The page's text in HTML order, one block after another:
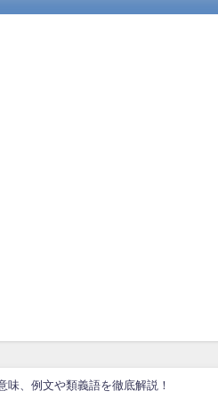
味、例文や類義語を徹底解説！